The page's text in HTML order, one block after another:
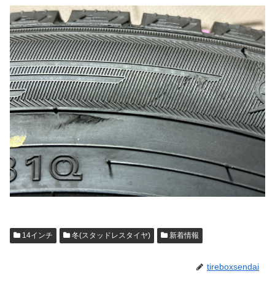
14インチ 冬(スタッドレスタイヤ) 新着情報
tireboxsendai